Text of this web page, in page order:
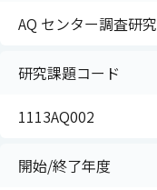
AQ センター調査研究
研究課題コード
1113AQ002
開始/終了年度